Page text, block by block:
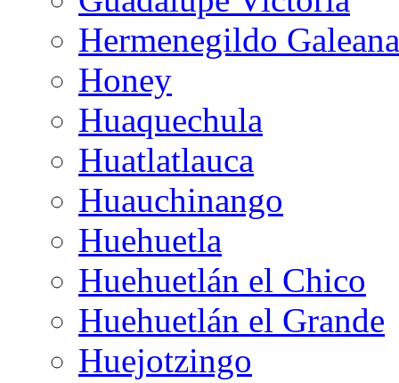
Hermenegildo Galeana
Honey
Huaquechula
Huatlatlauca
Huauchinango
Huehuetla
Huehuetlán el Chico
Huehuetlán el Grande
Huejotzingo